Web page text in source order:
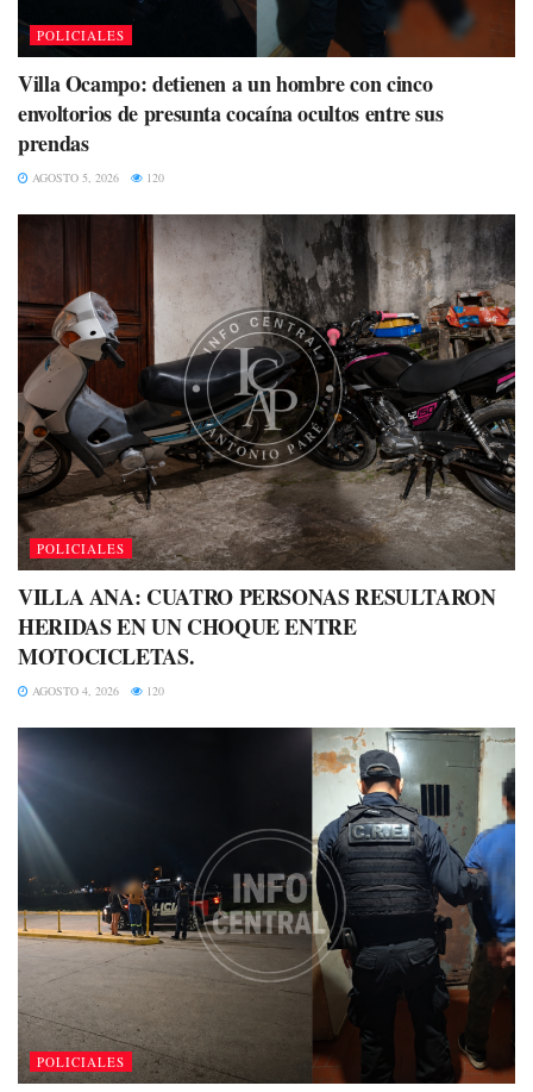
POLICIALES
Villa Ocampo: detienen a un hombre con cinco
envoltorios de presunta cocaína ocultos entre sus
prendas
AGOSTO 5, 2026 120
POLICIALES
VILLA ANA: CUATRO PERSONAS RESULTARON
HERIDAS EN UN CHOQUE ENTRE
MOTOCICLETAS.
AGOSTO 4, 2026 120
POLICIALES